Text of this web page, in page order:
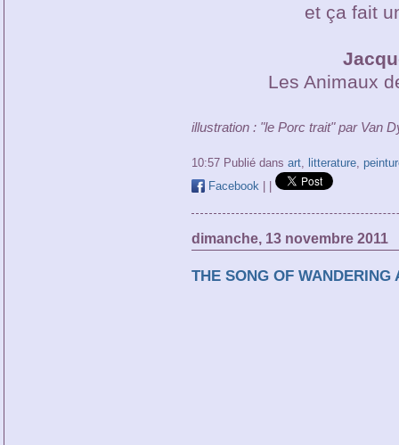
et ça fait
Les Animaux
illustration : "le Porc trait" par Van
10:57 Publié dans art, litterature,
Facebook | |
dimanche, 13 novembre 2011
THE SONG OF WANDERING